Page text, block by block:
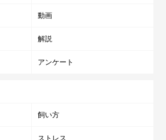
動画
解説
アンケート
飼い方
ストレス